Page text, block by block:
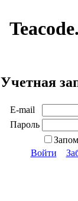
Учетная
E-mail
Пароль
Войти